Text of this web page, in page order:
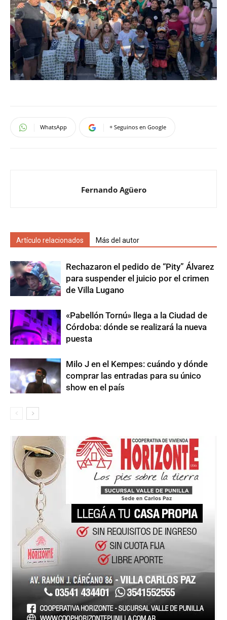
WhatsApp + Seguinos en Google
Fernando Agüero
Artículo relacionados Más del autor
Rechazaron el pedido de “Pity” Álvarez
para suspender el juicio por el crimen
de Villa Lugano
«Pabellón Tornú» llega a la Ciudad de
Córdoba: dónde se realizará la nueva
puesta
Milo J en el Kempes: cuándo y dónde
comprar las entradas para su único
show en el país